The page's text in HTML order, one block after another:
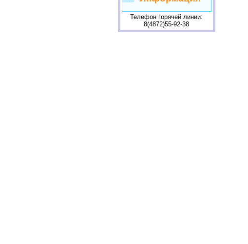
Телефон горячей линии:
8(4872)55-92-38